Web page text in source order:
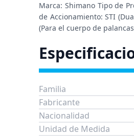
Marca: Shimano Tipo de
de Accionamiento: STI
(Para el cuerpo de
Familia
Fabricante
Nacionalidad
Unidad de Medida